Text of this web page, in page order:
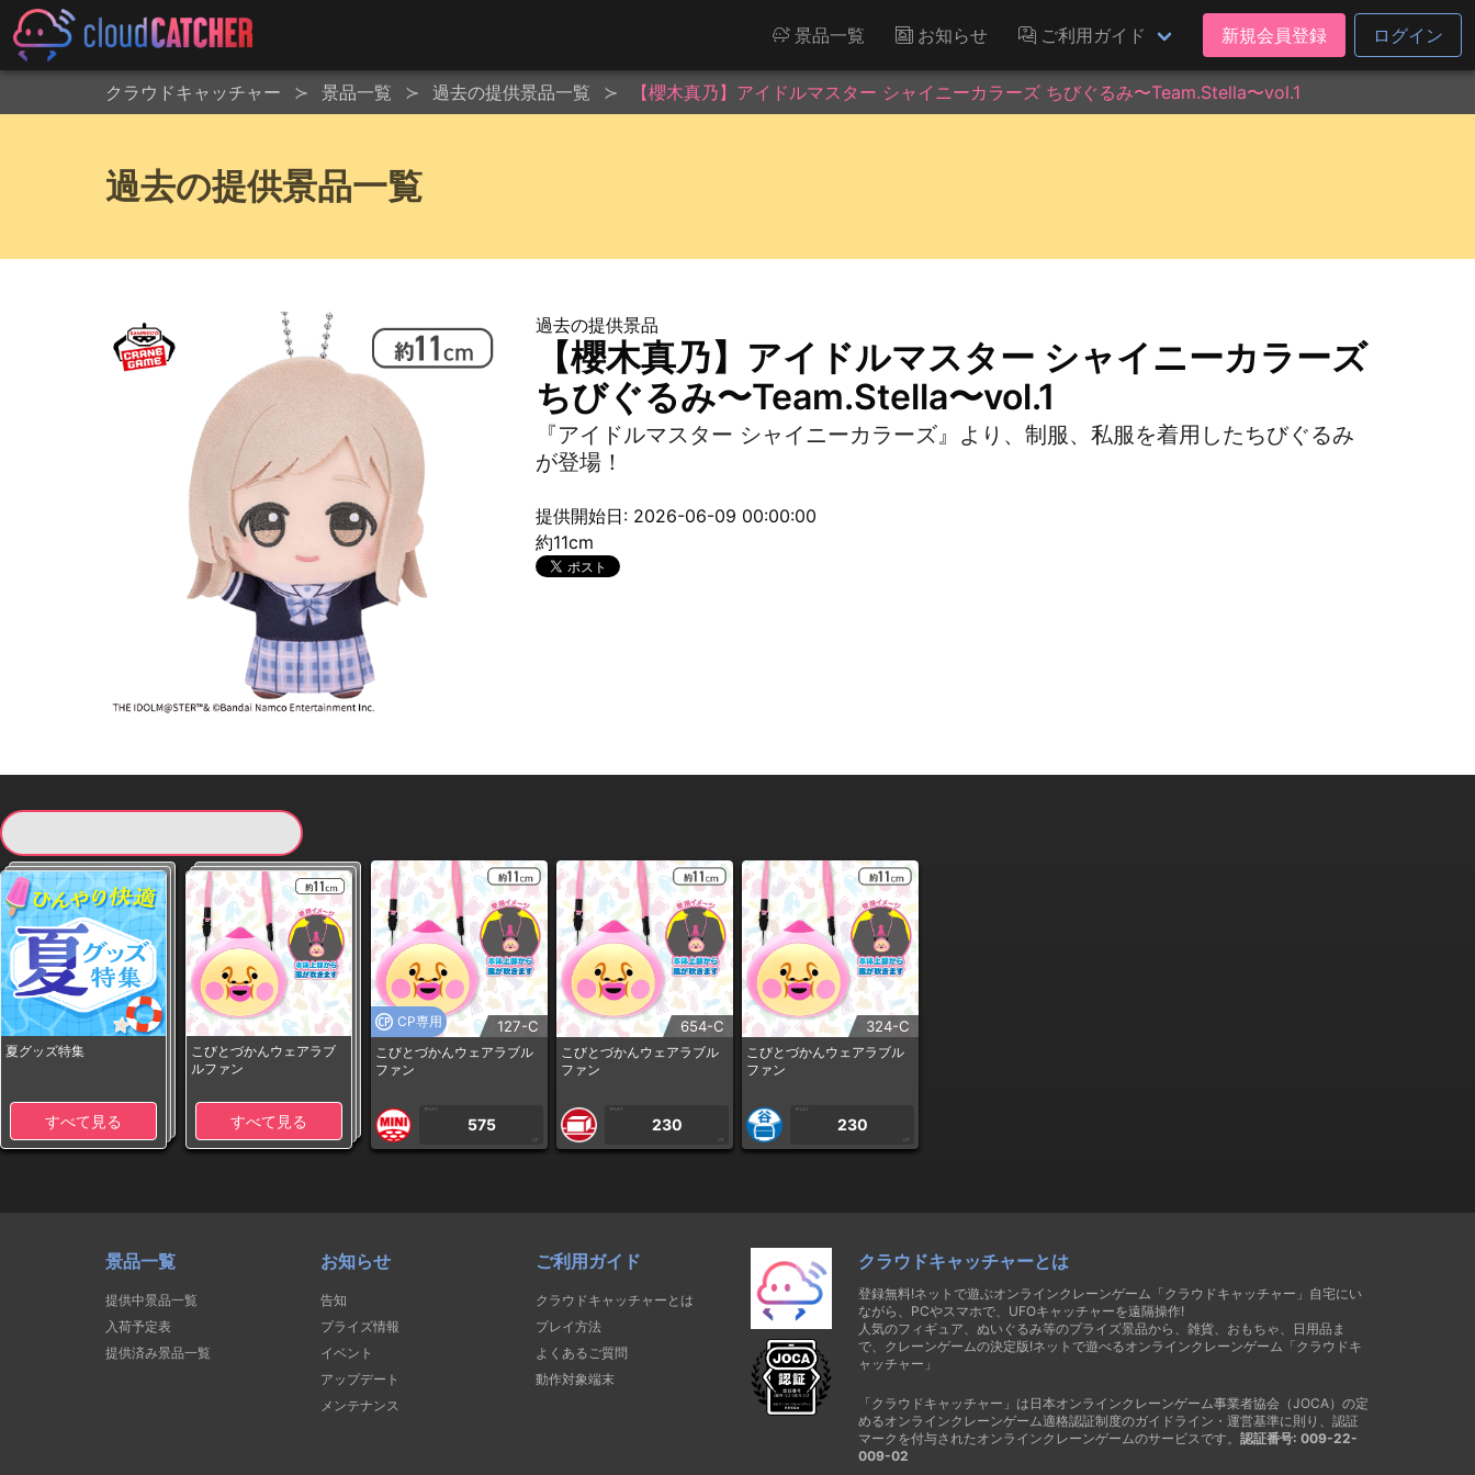
景品一覧 お知らせ ご利用ガイド 新規会員登録 ログイン
クラウドキャッチャー 景品一覧 過去の提供景品一覧 【櫻木真乃】アイドルマスター シャイニーカラーズ ちびぐるみ〜Team.Stella〜vol.1
過去の提供景品一覧
過去の提供景品
【櫻木真乃】アイドルマスター シャイニーカラーズ
ちびぐるみ〜Team.Stella〜vol.1
『アイドルマスター シャイニーカラーズ』より、制服、私服を着用したちびぐるみ
が登場！
提供開始日: 2026-06-09 00:00:00
約11cm
夏グッズ特集
すべて見る
こびとづかんウェアラブ
ルファン
すべて見る
CP専用 127-C
こびとづかんウェアラブル
ファン
1PLAY
575
CP
654-C
こびとづかんウェアラブル
ファン
1PLAY
230
CP
324-C
こびとづかんウェアラブル
ファン
1PLAY
230
CP
景品一覧
提供中景品一覧
入荷予定表
提供済み景品一覧
お知らせ
告知
プライズ情報
イベント
アップデート
メンテナンス
ご利用ガイド
クラウドキャッチャーとは
プレイ方法
よくあるご質問
動作対象端末
クラウドキャッチャーとは
登録無料!ネットで遊ぶオンラインクレーンゲーム「クラウドキャッチャー」自宅にい
ながら、PCやスマホで、UFOキャッチャーを遠隔操作!
人気のフィギュア、ぬいぐるみ等のプライズ景品から、雑貨、おもちゃ、日用品ま
で、クレーンゲームの決定版!ネットで遊べるオンラインクレーンゲーム「クラウドキ
ャッチャー」
「クラウドキャッチャー」は日本オンラインクレーンゲーム事業者協会（JOCA）の定
めるオンラインクレーンゲーム適格認証制度のガイドライン・運営基準に則り、認証
マークを付与されたオンラインクレーンゲームのサービスです。 認証番号: 009-22-
009-02